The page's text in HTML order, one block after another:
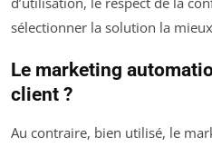
sélectionner la solution la
Le marketing
client ?
Au contraire, bien utilisé, le